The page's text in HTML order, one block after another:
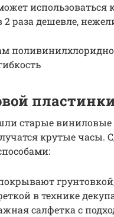
использоваться
раза дешевле,
старые виниловые
крутые часы.
в технике
салфетка с